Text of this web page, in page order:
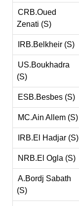
CRB.Oued
Zenati (S)
IRB.Belkheir (S)
US.Boukhadra
(S)
ESB.Besbes (S)
MC.Ain Allem (S)
IRB.El Hadjar (S)
NRB.El Ogla (S)
A.Bordj Sabath
(S)